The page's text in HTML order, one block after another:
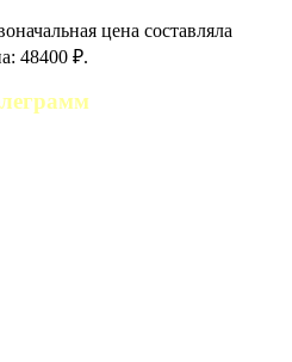
цена составляла
48400 ₽.